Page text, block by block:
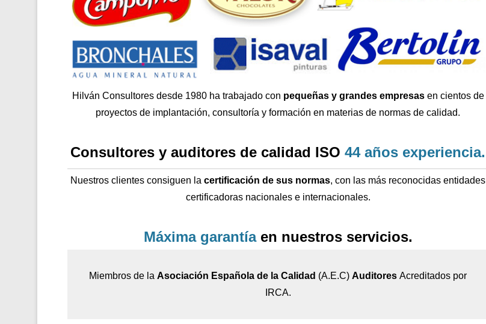
Hilván Consultores desde 1980 ha trabajado con pequeñas y grandes empresas en cientos de
proyectos de implantación, consultoría y formación en materias de normas de calidad.
Consultores y auditores de calidad ISO 44 años experiencia.
Nuestros clientes consiguen la certificación de sus normas, con las más reconocidas entidades
certificadoras nacionales e internacionales.
Máxima garantíaen nuestros servicios.
Miembros de la Asociación Española de la Calidad (A.E.C) Auditores Acreditados por
IRCA.